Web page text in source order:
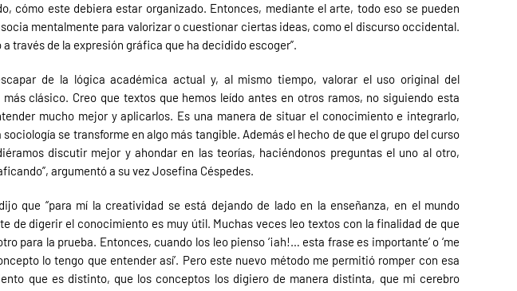
cómo este debiera estar organizado. Entonces, mediante el arte, todo eso se pueden
mentalmente para valorizar o cuestionar ciertas ideas, como el discurso occidental.
través de la expresión gráfica que ha decidido escoger”.
de la lógica académica actual y, al mismo tiempo, valorar el uso original del
clásico. Creo que textos que hemos leído antes en otros ramos, no siguiendo esta
mucho mejor y aplicarlos. Es una manera de situar el conocimiento e integrarlo,
se transforme en algo más tangible. Además el hecho de que el grupo del curso
discutir mejor y ahondar en las teorías, haciéndonos preguntas el uno al otro,
argumentó a su vez Josefina Céspedes.
que “para mí la creatividad se está dejando de lado en la enseñanza, en el mundo
de digerir el conocimiento es muy útil. Muchas veces leo textos con la finalidad de que
para la prueba. Entonces, cuando los leo pienso ‘¡ah!… esta frase es importante’ o ‘me
lo tengo que entender así’. Pero este nuevo método me permitió romper con esa
que es distinto, que los conceptos los digiero de manera distinta, que mi cerebro